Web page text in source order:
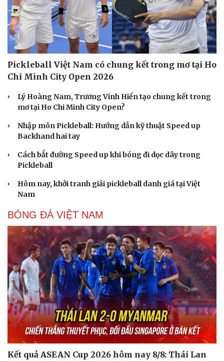
Du lịch
Tư vấn
Săn Tour
Podcast
Câu chuyện thời sự
Kể chuyện cho bé
Pickleball Việt Nam có chung kết trong mơ tại Ho
Chi Minh City Open 2026
Lý Hoàng Nam, Trương Vinh Hiển tạo chung kết trong
mơ tại Ho Chi Minh City Open?
Nhập môn Pickleball: Hướng dẫn kỹ thuật Speed up
Backhand hai tay
Cách bắt đường Speed up khi bóng đi dọc dây trong
Pickleball
Hôm nay, khởi tranh giải pickleball danh giá tại Việt
Nam
BÓNG ĐÁ VIỆT NAM
Kết quả ASEAN Cup 2026 hôm nay 8/8: Thái Lan